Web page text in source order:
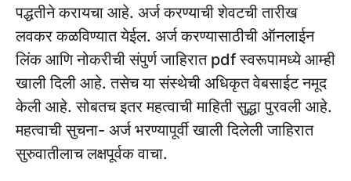
पद्धतीने करायचा आहे. अर्ज करण्याची शेवटची तारीख
लवकर कळविण्यात येईल. अर्ज करण्यासाठीची ऑनलाईन
लिंक आणि नोकरीची संपुर्ण जाहिरात pdf स्वरूपामध्ये आम्ही
खाली दिली आहे. तसेच या संस्थेची अधिकृत वेबसाईट नमूद
केली आहे. सोबतच इतर महत्वाची माहिती सुद्धा पुरवली आहे.
महत्वाची सुचना- अर्ज भरण्यापूर्वी खाली दिलेली जाहिरात
सुरुवातीलाच लक्षपूर्वक वाचा.